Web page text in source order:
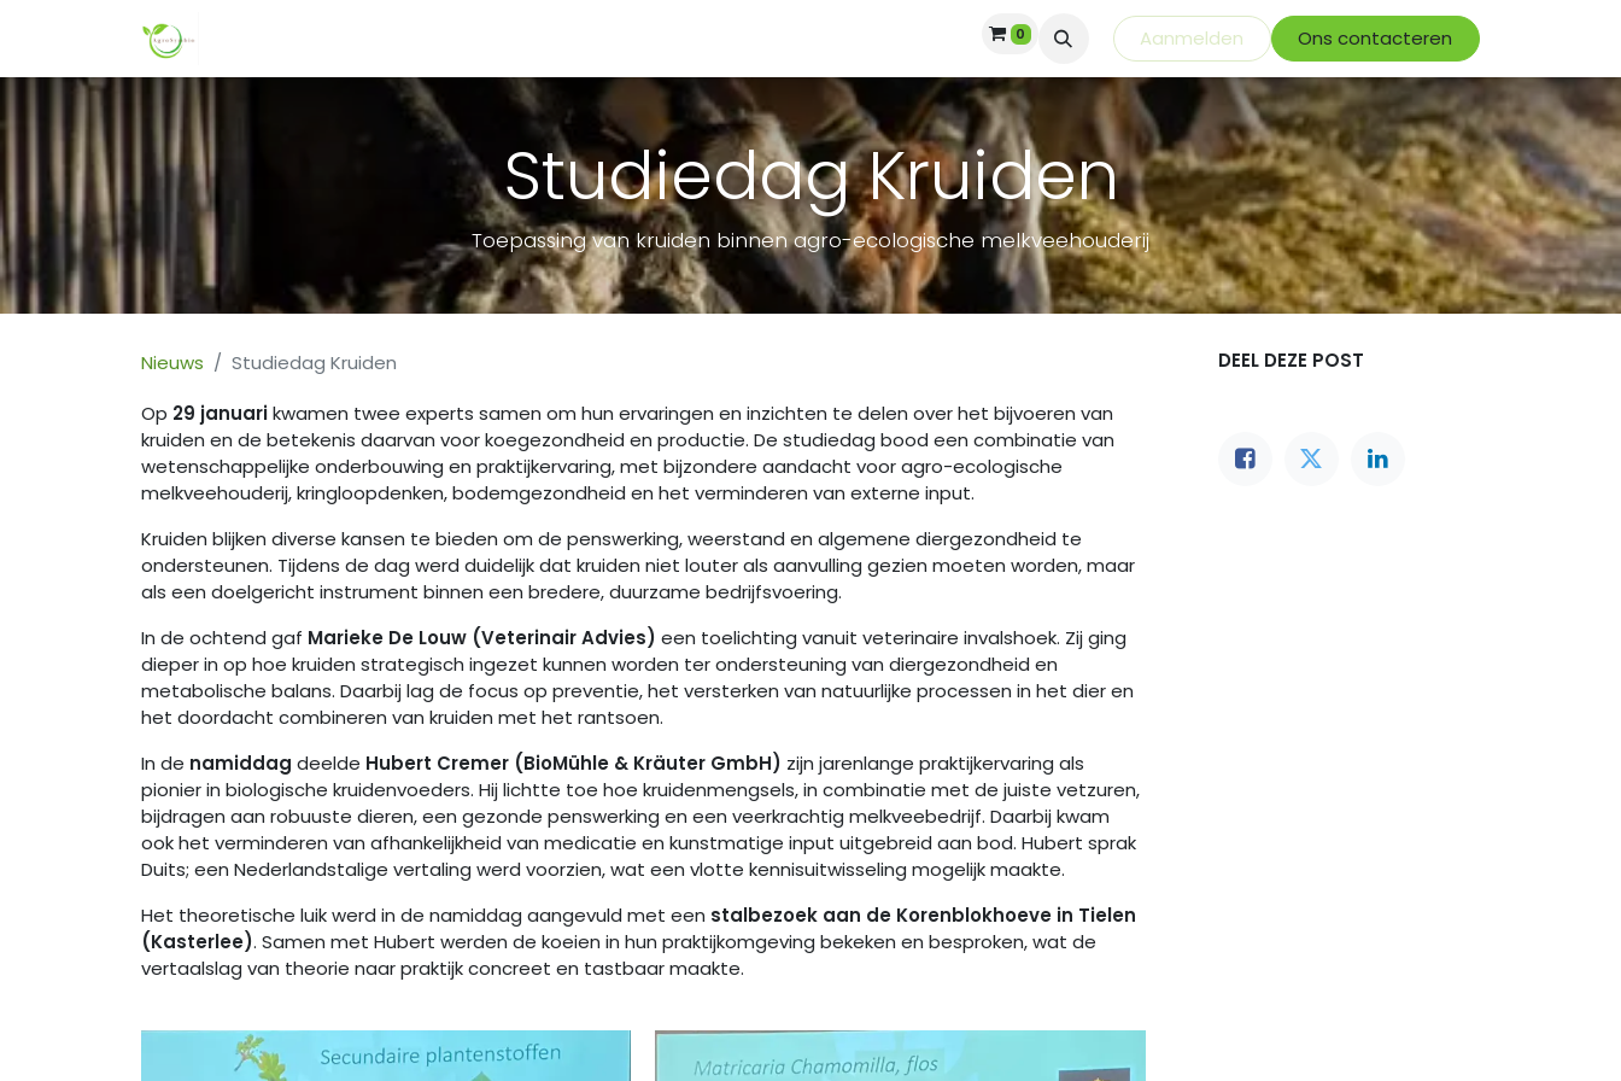
0 Aanmelden Ons contacteren
Studiedag Kruiden
Toepassing van kruiden binnen agro-ecologische melkveehouderij
Nieuws
Studiedag Kruiden
Op 29 januarikwamen twee experts samen om hun ervaringen en inzichten te delen over het bijvoeren van
kruiden en de betekenis daarvan voor koegezondheid en productie. De studiedag bood een combinatie van
wetenschappelijke onderbouwing en praktijkervaring, met bijzondere aandacht voor agro-ecologische
melkveehouderij, kringloopdenken, bodemgezondheid en het verminderen van externe input.
Kruiden blijken diverse kansen te bieden om de penswerking, weerstand en algemene diergezondheid te
ondersteunen. Tijdens de dag werd duidelijk dat kruiden niet louter als aanvulling gezien moeten worden, maar
als een doelgericht instrument binnen een bredere, duurzame bedrijfsvoering.
In de ochtend gaf Marieke De Louw (Veterinair Advies) een toelichting vanuit veterinaire invalshoek. Zij ging
dieper in op hoe kruiden strategisch ingezet kunnen worden ter ondersteuning van diergezondheid en
metabolische balans. Daarbij lag de focus op preventie, het versterken van natuurlijke processen in het dier en
het doordacht combineren van kruiden met het rantsoen.
In de namiddag deelde Hubert Cremer (BioMühle & Kräuter GmbH) zijn jarenlange praktijkervaring als
pionier in biologische kruidenvoeders. Hij lichtte toe hoe kruidenmengsels, in combinatie met de juiste vetzuren,
bijdragen aan robuuste dieren, een gezonde penswerking en een veerkrachtig melkveebedrijf. Daarbij kwam
ook het verminderen van afhankelijkheid van medicatie en kunstmatige input uitgebreid aan bod. Hubert sprak
Duits; een Nederlandstalige vertaling werd voorzien, wat een vlotte kennisuitwisseling mogelijk maakte.
Het theoretische luik werd in de namiddag aangevuld met een stalbezoek aan de Korenblokhoeve in Tielen
(Kasterlee). Samen met Hubert werden de koeien in hun praktijkomgeving bekeken en besproken, wat de
vertaalslag van theorie naar praktijk concreet en tastbaar maakte.
DEEL DEZE POST